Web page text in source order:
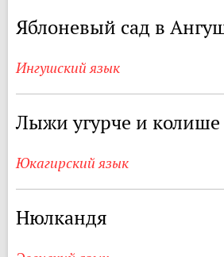
Яблоневый сад в
Ингушский язык
Лыжи угурче и колише
Юкагирский язык
Нюлкандя